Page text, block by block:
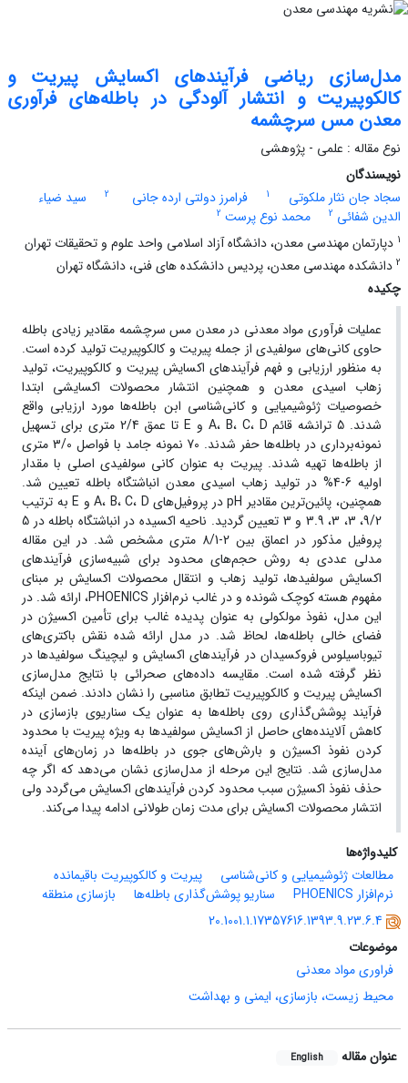
مدل‌سازی ریاضی فرآیندهای اکسایش پیریت و
کالکوپیریت و انتشار آلودگی در باطله‌های فرآوری
معدن مس سرچشمه
نوع مقاله : علمی - پژوهشی
نویسندگان
سجاد جان نثار ملکوتی
1 فرامرز دولتی ارده جانی 2
سید ضیاء
الدین شفائی 2 محمد نوع پرست 2
1 دپارتمان مهندسی معدن، دانشگاه آزاد اسلامی واحد علوم و تحقیقات تهران
2 دانشکده مهندسی معدن، پردیس دانشکده های فنی، دانشگاه تهران
چکیده
عملیات فرآوری مواد معدنی در معدن مس سرچشمه مقادیر زیادی باطله
حاوی کانی‌های سولفیدی از جمله پیریت و کالکوپیریت تولید کرده است.
به منظور ارزیابی و فهم فرآیندهای اکسایش پیریت و کالکوپیریت، تولید
زهاب اسیدی معدن و همچنین انتشار محصولات اکسایشی ابتدا
خصوصیات ژئوشیمیایی و کانی‌شناسی ابن باطله‌ها مورد ارزیابی واقع
شدند. 5 ترانشه قائم A، B، C، D و E تا عمق 2/4 متری برای تسهیل
نمونه‌برداری در باطله‌ها حفر شدند. 70 نمونه جامد با فواصل 3/0 متری
از باطله‌ها تهیه شدند. پیریت به عنوان کانی سولفیدی اصلی با مقدار
اولیه 6-4% در تولید زهاب اسیدی معدن انباشتگاه باطله تعیین شد.
همچنین، پائین‌ترین مقادیر pH در پروفیل‌های A، B، C، D و E به ترتیب
9/2، 3، 3، 3.9 و 3 تعیین گردید. ناحیه اکسیده در انباشتگاه باطله در 5
پروفیل مذکور در اعماق بین 2-8/1 متری مشخص شد. در این مقاله
مدلی عددی به روش حجم‌های محدود برای شبیه‌سازی فرآیندهای
اکسایش سولفیدها، تولید زهاب و انتقال محصولات اکسایش بر مبنای
مفهوم هسته کوچک شونده و در غالب نرم‌افزار PHOENICS، ارائه شد. در
این مدل، نفوذ مولکولی به عنوان پدیده غالب برای تأمین اکسیژن در
فضای خالی باطله‌ها، لحاظ شد. در مدل ارائه شده نقش باکتری‌های
تیوباسیلوس فروکسیدان در فرآیندهای اکسایش و لیچینگ سولفیدها در
نظر گرفته شده است. مقایسه داده‌های صحرائی با نتایج مدل‌سازی
اکسایش پیریت و کالکوپیریت تطابق مناسبی را نشان دادند. ضمن اینکه
فرآیند پوشش‌گذاری روی باطله‌ها به عنوان یک سناریوی بازسازی در
کاهش آلاینده‌های حاصل از اکسایش سولفیدها به ویژه پیریت با محدود
کردن نفوذ اکسیژن و بارش‌های جوی در باطله‌ها در زمان‌های آینده
مدل‌سازی شد. نتایج این مرحله از مدل‌سازی نشان می‌دهد که اگر چه
حذف نفوذ اکسیژن سبب محدود کردن فرآیندهای اکسایش می‌گردد ولی
انتشار محصولات اکسایش برای مدت زمان طولانی ادامه پیدا می‌کند.
کلیدواژه‌ها
مطالعات ژئوشیمیایی و کانی‌شناسی
پیریت و کالکوپیریت باقیمانده
نرم‌افزار PHOENICS
سناریو پوشش‌گذاری باطله‌ها
بازسازی منطقه
20.1001.1.17357616.1393.9.23.6.4
موضوعات
فراوری مواد معدنی
محیط زیست، بازسازی، ایمنی و بهداشت
عنوان مقاله English